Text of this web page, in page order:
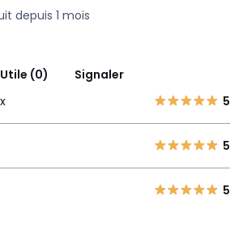
depuis 1 mois
Utile (0)
Signaler
5
5
5